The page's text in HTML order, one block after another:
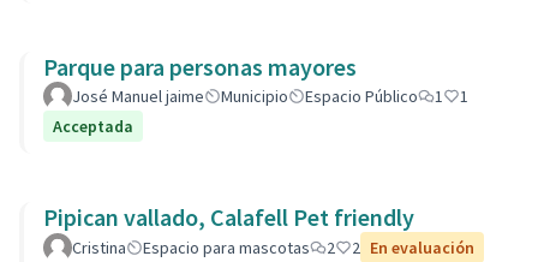
Parque para personas mayores
José Manuel jaime Municipio Espacio Público 1
1
Acceptada
Pipican vallado, Calafell Pet friendly
Cristina Espacio para mascotas 2 2 En evaluación